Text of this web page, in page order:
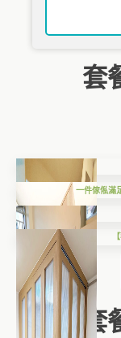
套
一件傢俬滿
套